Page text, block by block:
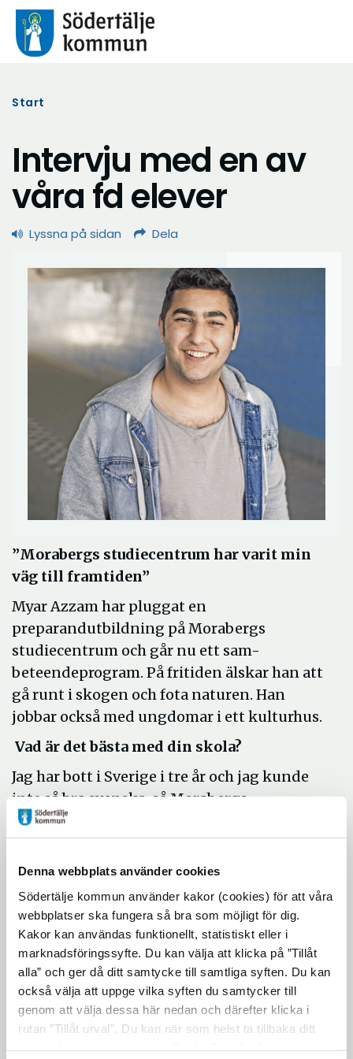
Denna webbplats använder cookies
Södertälje kommun använder kakor (cookies) för att våra
webbplatser ska fungera så bra som möjligt för dig.
Kakor kan användas funktionellt, statistiskt eller i
marknadsföringssyfte. Du kan välja att klicka på ”Tillåt
alla” och ger då ditt samtycke till samtliga syften. Du kan
också välja att uppge vilka syften du samtycker till
genom att välja dessa här nedan och därefter klicka i
rutan ”Tillåt urval”. Du kan när som helst ta tillbaka ditt
Start
Intervju med en av
våra fd elever
Lyssna på sidan Dela
”Morabergs studiecentrum har varit min
väg till framtiden”
Myar Azzam har pluggat en
preparandutbildning på Morabergs
studiecentrum och går nu ett sam-
beteendeprogram. På fritiden älskar han att
gå runt i skogen och fota naturen. Han
jobbar också med ungdomar i ett kulturhus.
Vad är det bästa med din skola?
Jag har bott i Sverige i tre år och jag kunde
inte så bra svenska, så Morabergs
studiecentrum har varit min väg till
framtiden. Alla lärare har hjälpt mig, alla
älskar varandra och alla får den hjälp de
kafeteria som alltid är öppen. Man kan sitta
i biblioteket om man vill läsa eller i något av
studierummen.
Vad är det bästa med ditt program?
Mitt program på Morabergs studiecentrum
var ettårigt, så vi var inte så många i
klassen. Alla lärde känna varandra så